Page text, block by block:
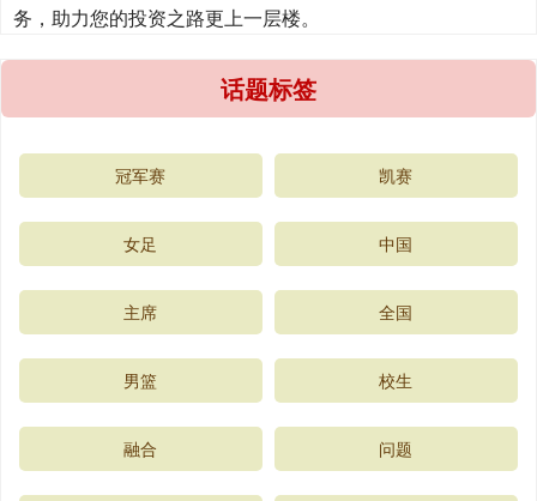
务，助力您的投资之路更上一层楼。
话题标签
冠军赛 凯赛
女足 中国
主席 全国
男篮 校生
融合 问题